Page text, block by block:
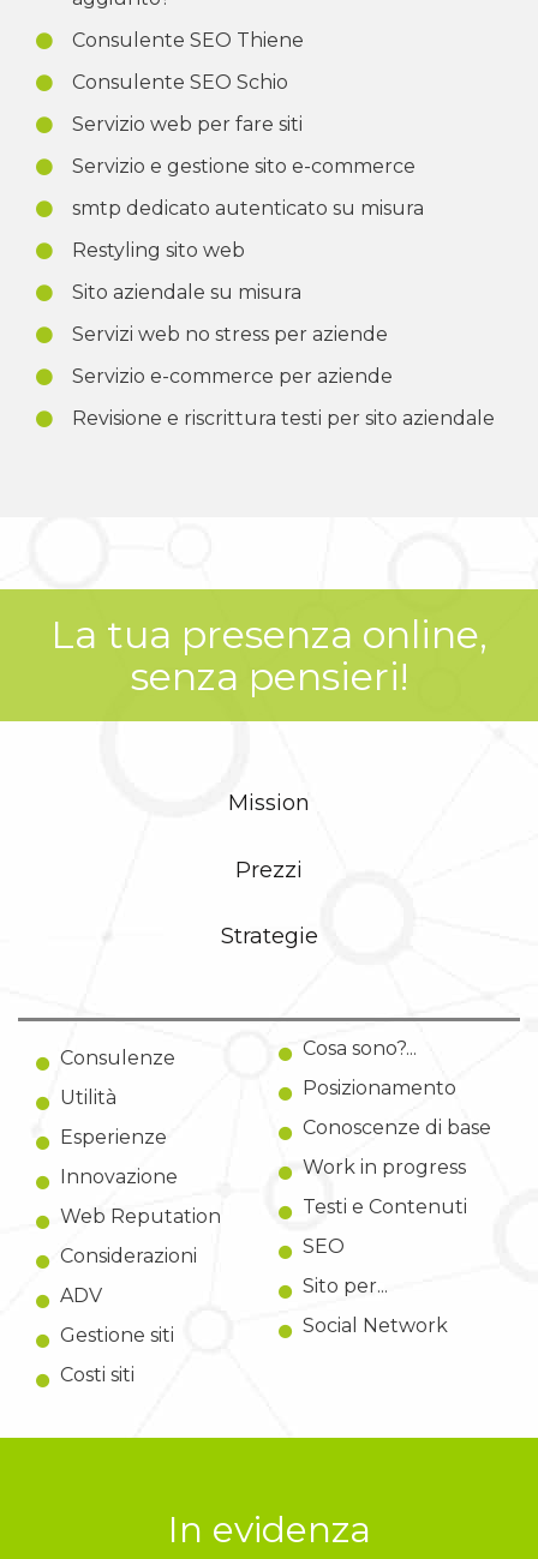
Consulente SEO Thiene
Consulente SEO Schio
Servizio web per fare siti
Servizio e gestione sito e-commerce
smtp dedicato autenticato su misura
Restyling sito web
Sito aziendale su misura
Servizi web no stress per aziende
Servizio e-commerce per aziende
Revisione e riscrittura testi per sito aziendale
La tua presenza online,
senza pensieri!
Mission
Prezzi
Strategie
Consulenze
Utilità
Esperienze
Innovazione
Web Reputation
Considerazioni
ADV
Gestione siti
Costi siti
Cosa sono?...
Posizionamento
Conoscenze di base
Work in progress
Testi e Contenuti
SEO
Sito per...
Social Network
In evidenza